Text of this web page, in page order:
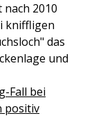
2010
kniffligen
das
und
Fall bei
positiv